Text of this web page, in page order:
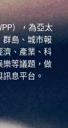
），為亞太
群島、城市報
濟、產業、科
樂等議題，做
息平台。